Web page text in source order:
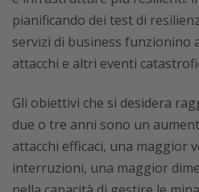
pianificando dei test di
servizi di business funzionino
attacchi e altri eventi
Gli obiettivi che si desidera
due o tre anni sono un
attacchi efficaci, una maggior
interruzioni, una maggior